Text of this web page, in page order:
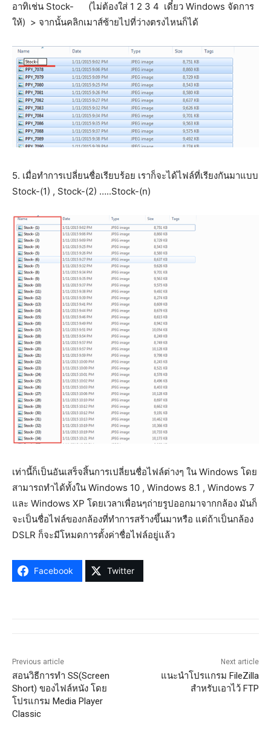
อาทิเช่น Stock- (ไม่ต้องใส่ 1 2 3 4 เดี๋ยว Windows จัดการ
ให้) > จากนั้นคลิกเมาส์ซ้ายไปที่ว่างตรงไหนก็ได้
5. เมื่อทำการเปลี่ยนชื่อเรียบร้อย เราก็จะได้ไฟล์ที่เรียงกันมาแบบ
Stock-(1) , Stock-(2) …..Stock-(n)
เท่านี้ก็เป็นอันเสร็จสิ้นการเปลี่ยนชื่อไฟล์ต่างๆ ใน Windows โดย
สามารถทำได้ทั้งใน Windows 10 , Windows 8.1 , Windows 7
และ Windows XP โดยเวลาเพื่อนๆถ่ายรูปออกมาจากกล้อง มันก็
จะเป็นชื่อไฟล์ของกล้องที่ทำการสร้างขึ้นมาหรือ แต่ถ้าเป็นกล้อง
DSLR ก็จะมีโหมดการตั้งค่าชื่อไฟล์อยู่แล้ว
Facebook Twitter
Previous article
สอนวิธีการทำ SS(Screen
Short) ของไฟล์หนัง โดย
โปรแกรม Media Player
Classic
Next article
แนะนำโปรแกรม FileZilla
สำหรับเอาไว้ FTP